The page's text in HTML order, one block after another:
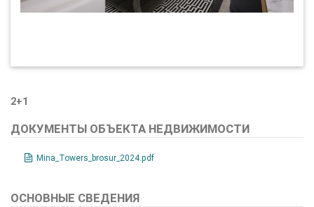
2+1
ДОКУМЕНТЫ ОБЪЕКТА НЕДВИЖИМОСТИ
Mina_Towers_brosur_2024.pdf
ОСНОВНЫЕ СВЕДЕНИЯ